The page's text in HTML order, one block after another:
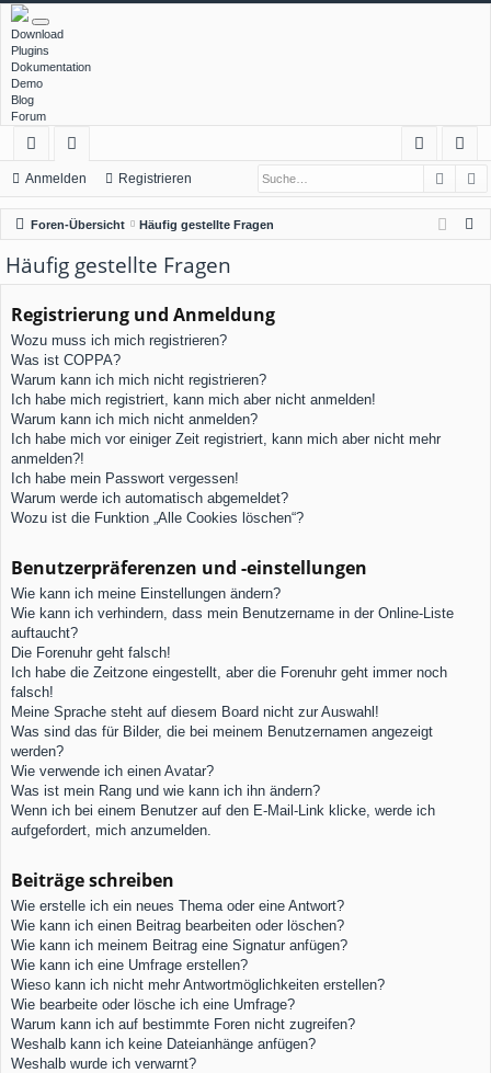
Download
Plugins
Dokumentation
Demo
Blog
Forum
ch
ne
llz
ug
rif
f
or
en
m
el
de
ist
rie
re
Anmelden Registrieren
Foren-Übersicht Häufig gestellte Fragen
Häufig gestellte Fragen
Registrierung und Anmeldung
Wozu muss ich mich registrieren?
Was ist COPPA?
Warum kann ich mich nicht registrieren?
Ich habe mich registriert, kann mich aber nicht anmelden!
Warum kann ich mich nicht anmelden?
Ich habe mich vor einiger Zeit registriert, kann mich aber nicht mehr
anmelden?!
Ich habe mein Passwort vergessen!
Warum werde ich automatisch abgemeldet?
Wozu ist die Funktion „Alle Cookies löschen“?
Benutzerpräferenzen und -einstellungen
Wie kann ich meine Einstellungen ändern?
Wie kann ich verhindern, dass mein Benutzername in der Online-Liste
auftaucht?
Die Forenuhr geht falsch!
Ich habe die Zeitzone eingestellt, aber die Forenuhr geht immer noch
falsch!
Meine Sprache steht auf diesem Board nicht zur Auswahl!
Was sind das für Bilder, die bei meinem Benutzernamen angezeigt
werden?
Wie verwende ich einen Avatar?
Was ist mein Rang und wie kann ich ihn ändern?
Wenn ich bei einem Benutzer auf den E-Mail-Link klicke, werde ich
aufgefordert, mich anzumelden.
Beiträge schreiben
Wie erstelle ich ein neues Thema oder eine Antwort?
Wie kann ich einen Beitrag bearbeiten oder löschen?
Wie kann ich meinem Beitrag eine Signatur anfügen?
Wie kann ich eine Umfrage erstellen?
Wieso kann ich nicht mehr Antwortmöglichkeiten erstellen?
Wie bearbeite oder lösche ich eine Umfrage?
Warum kann ich auf bestimmte Foren nicht zugreifen?
Weshalb kann ich keine Dateianhänge anfügen?
Weshalb wurde ich verwarnt?